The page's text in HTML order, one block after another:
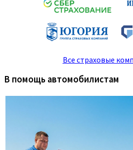
Все страховые
В помощь автомобилистам